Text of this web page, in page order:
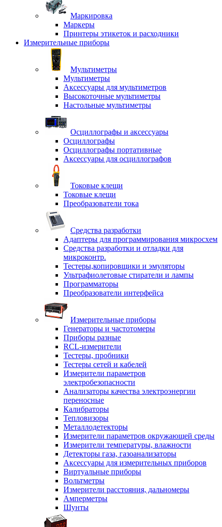
Маркировка
Маркеры
Принтеры этикеток и расходники
Измерительные приборы
Мультиметры
Мультиметры
Аксессуары для мультиметров
Высокоточные мультиметры
Настольные мультиметры
Осциллографы и аксессуары
Осциллографы
Осциллографы портативные
Аксессуары для осциллографов
Токовые клещи
Токовые клещи
Преобразователи тока
Средства разработки
Адаптеры для программирования микросхем
Средства разработки и отладки для
микроконтр.
Тестеры,копировщики и эмуляторы
Ультрафиолетовые стиратели и лампы
Программаторы
Преобразователи интерфейса
Измерительные приборы
Генераторы и частотомеры
Приборы разные
RCL-измерители
Тестеры, пробники
Тестеры сетей и кабелей
Измерители параметров
электробезопасности
Анализаторы качества электроэнергии
переносные
Калибраторы
Тепловизоры
Металлодетекторы
Измерители параметров окружающей среды
Измерители температуры, влажности
Детекторы газа, газоанализаторы
Аксессуары для измерительных приборов
Виртуальные приборы
Вольтметры
Измерители расстояния, дальномеры
Амперметры
Шунты